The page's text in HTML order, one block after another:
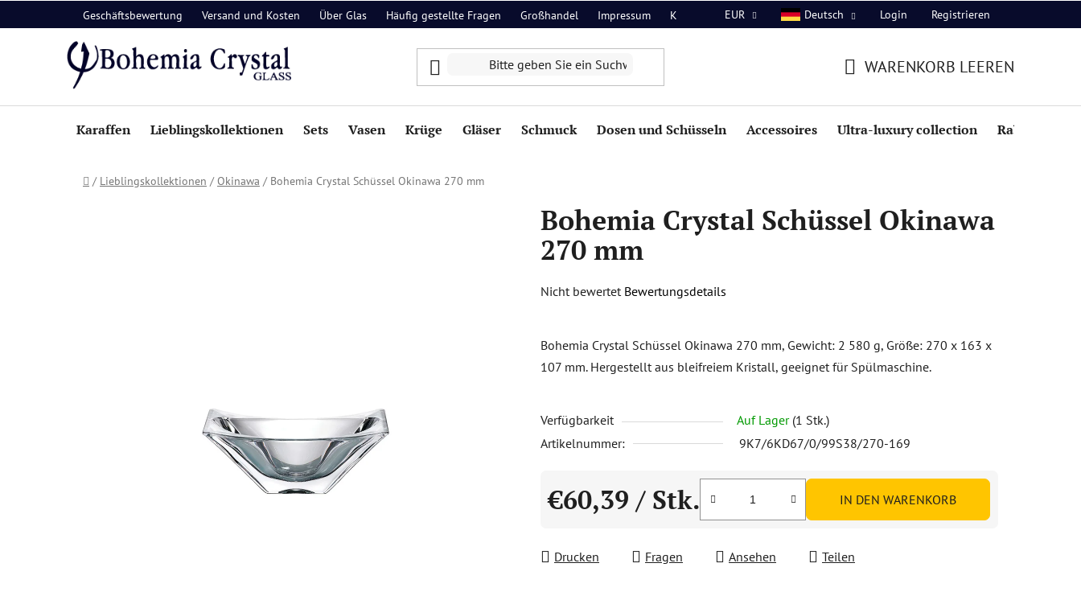
Inhalt
Geschäftsbewertung Versand und Kosten Über Glas Häufig gestellte Fragen Großhandel Impressum Kontakt EUR Deutsch Login Registrieren
WARENKORB LEEREN
Karaffen Lieblingskollektionen Sets Vasen Krüge Gläser Schmuck Dosen und Schüsseln Accessoires Ultra-luxury collection Rabatte
Startseite
/ Lieblingskollektionen / Okinawa / Bohemia Crystal Schüssel Okinawa 270 mm
Bohemia Crystal Schüssel Okinawa
270 mm
Die
ist
0,0
5
Sternen.
Nicht bewertet Bewertungsdetails
Bohemia Crystal Schüssel Okinawa 270 mm, Gewicht: 2 580 g, Größe: 270 x 163 x
107 mm. Hergestellt aus bleifreiem Kristall, geeignet für Spülmaschine.
Verfügbarkeit Auf Lager (1 Stk.)
Artikelnummer:
9K7/6KD67/0/99S38/270-169
€60,39 / Stk. IN DEN WARENKORB
Drucken Fragen Ansehen Teilen